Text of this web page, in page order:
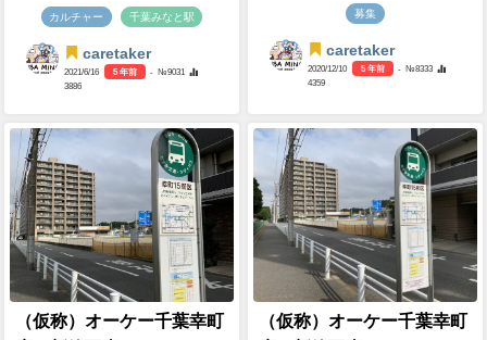
カルチャー 千葉みなと駅
caretaker
2021/6/16 5 年前
- №9031
3886
募集
caretaker
2020/12/10 5 年前
- №8333
4359
（仮称）オーケー千葉幸町
（仮称）オーケー千葉幸町